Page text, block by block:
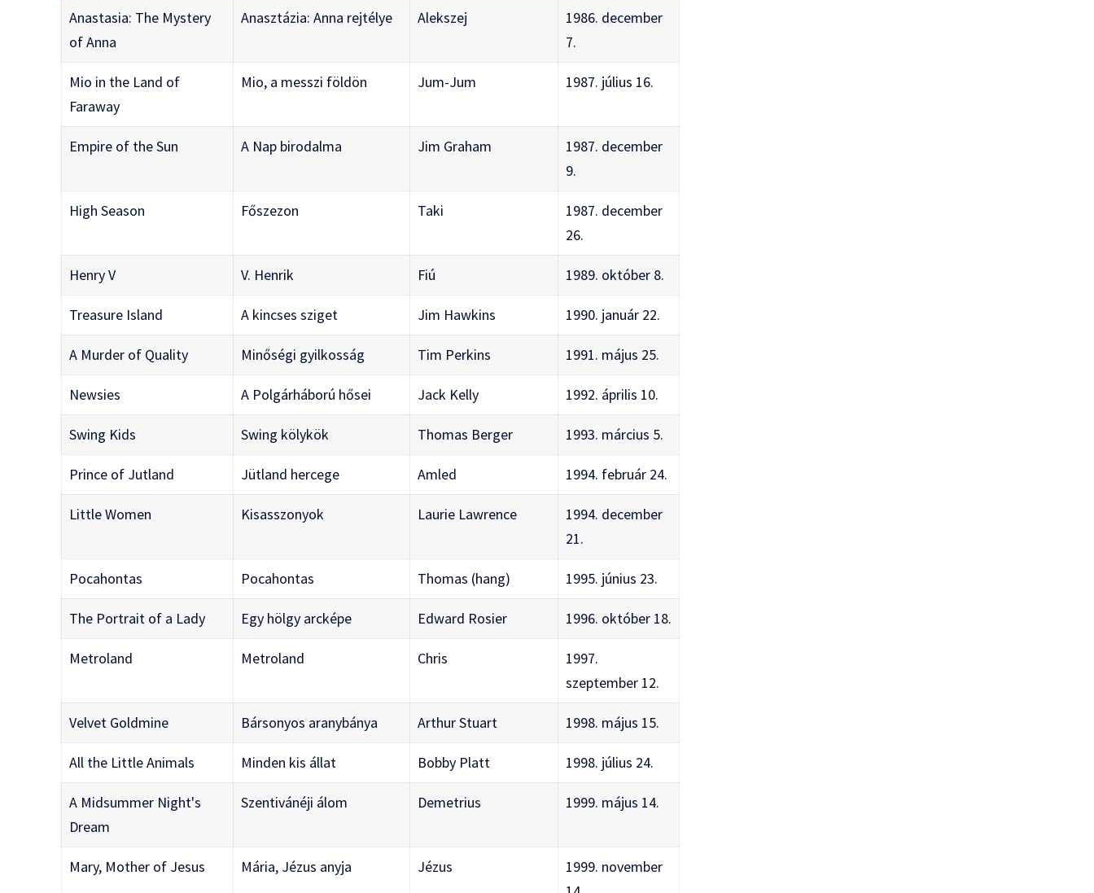
Anastasia: The Mystery
of Anna
Anasztázia: Anna rejtélye Alekszej
1986. december
7.
Mio in the Land of
Faraway
Mio, a messzi földön Jum-Jum 1987. július 16.
Empire of the Sun A Nap birodalma Jim Graham
1987. december
9.
High Season Főszezon Taki
1987. december
26.
Henry V V. Henrik Fiú 1989. október 8.
Treasure Island A kincses sziget Jim Hawkins 1990. január 22.
A Murder of Quality Minőségi gyilkosság Tim Perkins 1991. május 25.
Newsies A Polgárháború hősei Jack Kelly 1992. április 10.
Swing Kids Swing kölykök Thomas Berger 1993. március 5.
Prince of Jutland Jütland hercege Amled 1994. február 24.
Little Women Kisasszonyok Laurie Lawrence
1994. december
21.
Pocahontas Pocahontas Thomas (hang) 1995. június 23.
The Portrait of a Lady Egy hölgy arcképe Edward Rosier 1996. október 18.
Metroland Metroland Chris
1997.
szeptember 12.
Velvet Goldmine Bársonyos aranybánya Arthur Stuart 1998. május 15.
All the Little Animals Minden kis állat Bobby Platt 1998. július 24.
A Midsummer Night's
Dream
Szentivánéji álom Demetrius 1999. május 14.
Mary, Mother of Jesus Mária, Jézus anyja Jézus
1999. november